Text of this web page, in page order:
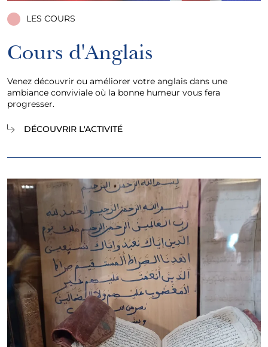
LES COURS
Cours d'Anglais
Venez découvrir ou améliorer votre anglais dans une
ambiance conviviale où la bonne humeur vous fera
progresser.
DÉCOUVRIR L'ACTIVITÉ